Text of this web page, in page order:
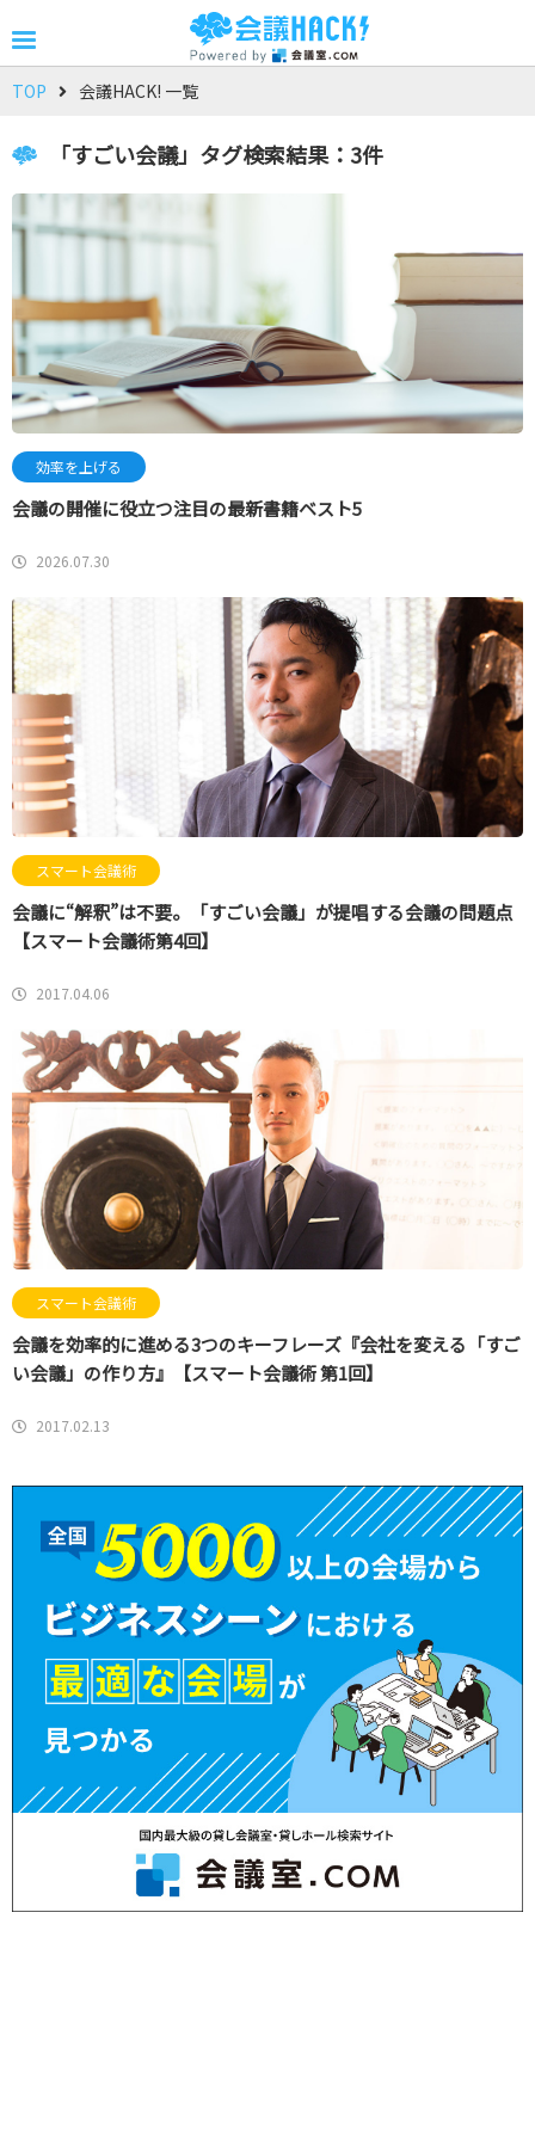
TOP 会議HACK! 一覧
「すごい会議」タグ検索結果：3件
効率を上げる
会議の開催に役立つ注目の最新書籍ベスト5
2026.07.30
スマート会議術
会議に“解釈”は不要。「すごい会議」が提唱する会議の問題点
【スマート会議術第4回】
2017.04.06
スマート会議術
会議を効率的に進める3つのキーフレーズ『会社を変える「すご
い会議」の作り方』【スマート会議術 第1回】
2017.02.13